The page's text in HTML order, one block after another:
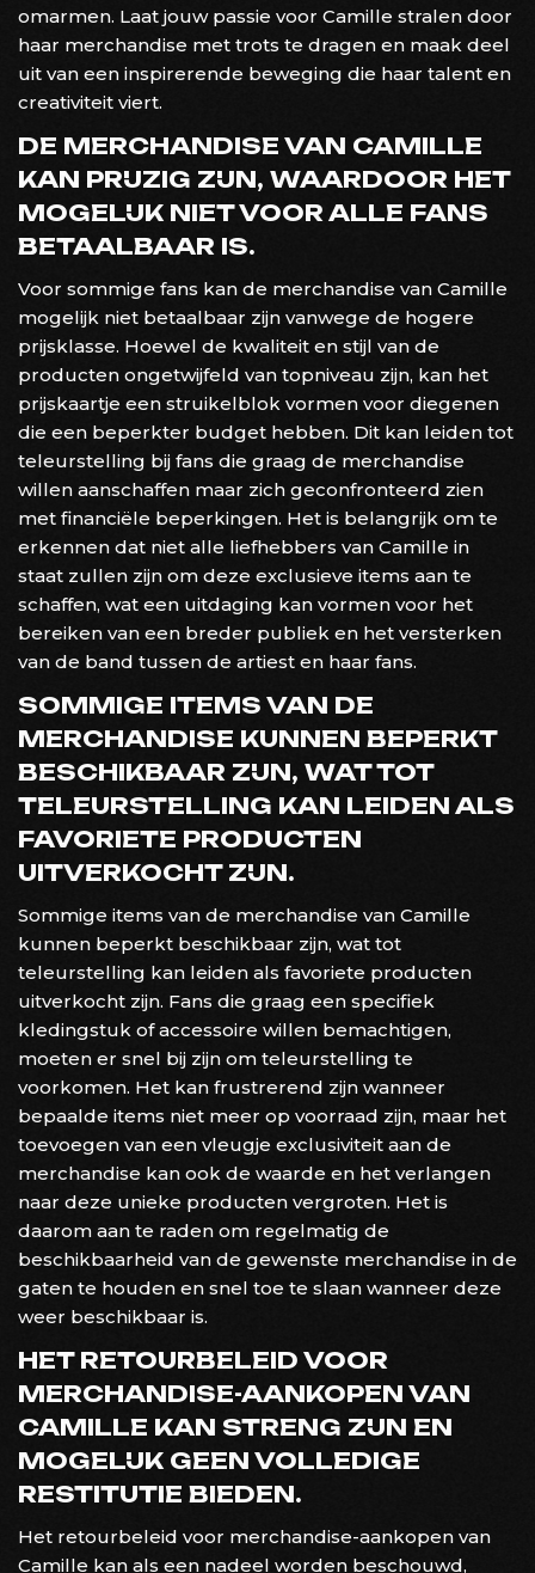
omarmen. Laat jouw passie voor Camille stralen door
haar merchandise met trots te dragen en maak deel
uit van een inspirerende beweging die haar talent en
creativiteit viert.
DE MERCHANDISE VAN CAMILLE
KAN PRIJZIG ZIJN, WAARDOOR HET
MOGELIJK NIET VOOR ALLE FANS
BETAALBAAR IS.
Voor sommige fans kan de merchandise van Camille
mogelijk niet betaalbaar zijn vanwege de hogere
prijsklasse. Hoewel de kwaliteit en stijl van de
producten ongetwijfeld van topniveau zijn, kan het
prijskaartje een struikelblok vormen voor diegenen
die een beperkter budget hebben. Dit kan leiden tot
teleurstelling bij fans die graag de merchandise
willen aanschaffen maar zich geconfronteerd zien
met financiële beperkingen. Het is belangrijk om te
erkennen dat niet alle liefhebbers van Camille in
staat zullen zijn om deze exclusieve items aan te
schaffen, wat een uitdaging kan vormen voor het
bereiken van een breder publiek en het versterken
van de band tussen de artiest en haar fans.
SOMMIGE ITEMS VAN DE
MERCHANDISE KUNNEN BEPERKT
BESCHIKBAAR ZIJN, WAT TOT
TELEURSTELLING KAN LEIDEN ALS
FAVORIETE PRODUCTEN
UITVERKOCHT ZIJN.
Sommige items van de merchandise van Camille
kunnen beperkt beschikbaar zijn, wat tot
teleurstelling kan leiden als favoriete producten
uitverkocht zijn. Fans die graag een specifiek
kledingstuk of accessoire willen bemachtigen,
moeten er snel bij zijn om teleurstelling te
voorkomen. Het kan frustrerend zijn wanneer
bepaalde items niet meer op voorraad zijn, maar het
toevoegen van een vleugje exclusiviteit aan de
merchandise kan ook de waarde en het verlangen
naar deze unieke producten vergroten. Het is
daarom aan te raden om regelmatig de
beschikbaarheid van de gewenste merchandise in de
gaten te houden en snel toe te slaan wanneer deze
weer beschikbaar is.
HET RETOURBELEID VOOR
MERCHANDISE-AANKOPEN VAN
CAMILLE KAN STRENG ZIJN EN
MOGELIJK GEEN VOLLEDIGE
RESTITUTIE BIEDEN.
Het retourbeleid voor merchandise-aankopen van
Camille kan als een nadeel worden beschouwd,